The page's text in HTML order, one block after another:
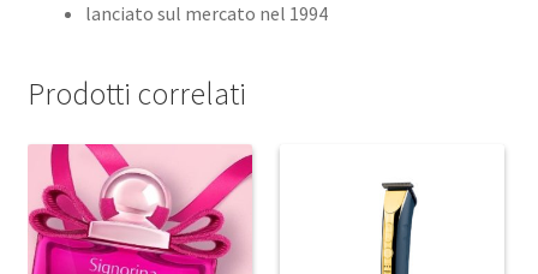
lanciato sul mercato nel 1994
Prodotti correlati